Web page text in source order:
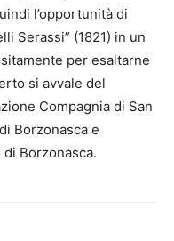
l’opportunità di
Serassi” (1821) in un
per esaltarne
si avvale del
Compagnia di San
Borzonasca e
Borzonasca.